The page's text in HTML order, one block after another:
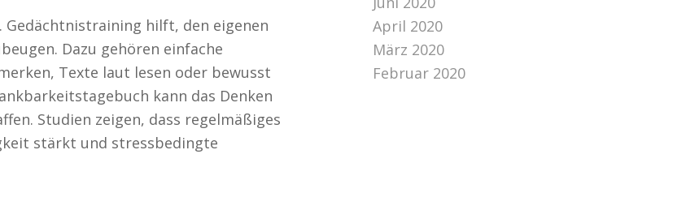
hilft, den eigenen
Dazu gehören einfache
Texte laut lesen oder bewusst
kann das Denken
Studien zeigen, dass regelmäßiges
stärkt und stressbedingte
April 2020
März 2020
Februar 2020